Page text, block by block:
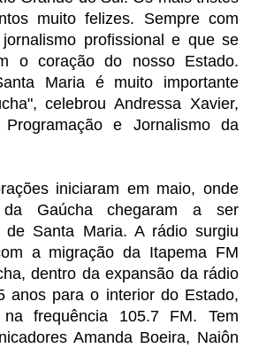
muito felizes. Sempre com
jornalismo profissional e que se
o coração do nosso Estado.
Maria é muito importante
celebrou Andressa Xavier,
e Jornalismo da
iniciaram em maio, onde
da Gaúcha chegaram a ser
de Santa Maria. A rádio surgiu
a migração da Itapema FM
dentro da expansão da rádio
anos para o interior do Estado,
na frequência 105.7 FM. Tem
Amanda Boeira, Naiôn